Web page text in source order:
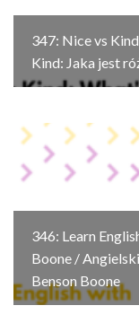
347: Nice vs
Kind: Jaka jest
346: Learn
Boone /
Benson Boone